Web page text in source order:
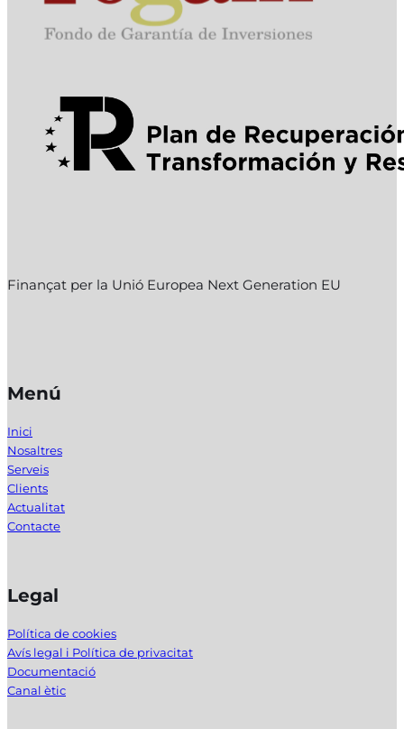
Finançat per la Unió Europea Next Generation EU
Menú
Inici
Nosaltres
Serveis
Clients
Actualitat
Contacte
Legal
Política de cookies
Avís legal i Política de privacitat
Documentació
Canal ètic